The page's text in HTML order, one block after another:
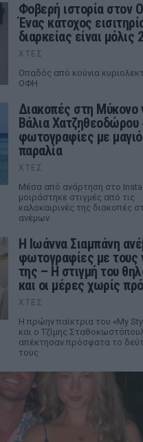
Φοβερή ιστορία στον
Ένας κάτοχος
διαρκείας είναι
ΧΤΕΣ
Οπαδός από κούνια
ΟΦΗ
Διακοπές στη Μύκονο
Βάλια Χατζηθεοδώρου
φωτογραφίες με
παραλία
ΧΤΕΣ
Μέσα από ανάρτηση στο
μοιράστηκε στιγμές από τις
καλοκαιρινές της διακοπές
ανέμων
H Ιωάννα Σιαμπάνη
φωτογραφίες με τους
της – Η στιγμή του
και οι μέρες χωρίς
ΧΤΕΣ
Η πρώην παίκτρια του «My
και ο Τζίμης
απέκτησαν πρόσφατα το
τους